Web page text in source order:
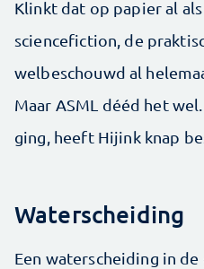
Klinkt dat op papier al
sciencefiction, de
welbeschouwd al
Maar ASML dééd het
ging, heeft Hijink knap
Waterscheiding
Een waterscheiding in de